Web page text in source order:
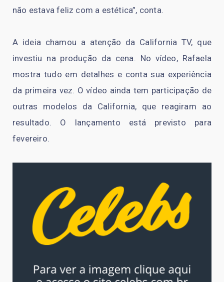
não estava feliz com a estética”, conta.
A ideia chamou a atenção da California TV, que
investiu na produção da cena. No vídeo, Rafaela
mostra tudo em detalhes e conta sua experiência
da primeira vez. O vídeo ainda tem participação de
outras modelos da California, que reagiram ao
resultado. O lançamento está previsto para
fevereiro.